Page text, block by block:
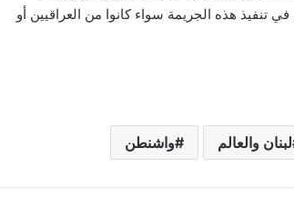
تنفيذ هذه الجريمة سواء كانوا من العراقيين أو
لبنان والعالم واشنطن